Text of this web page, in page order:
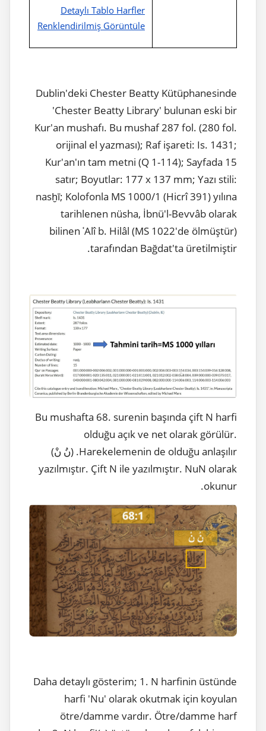
Detaylı Tablo Harfler
Renklendirilmiş Görüntüle
Dublin'deki Chester Beatty Kütüphanesinde
'Chester Beatty Library' bulunan eski bir
Kur'an mushafı. Bu mushaf 287 fol. (280 fol.
orijinal el yazması); Raf işareti: Is. 1431;
Kur'an'ın tam metni (Q 1-114); Sayfada 15
satır; Boyutlar: 177 x 137 mm; Yazı stili:
nasḫī; Kolofonla MS 1000/1 (Hicrî 391) yılına
tarihlenen nüsha, İbnü'l-Bevvâb olarak
bilinen ʿAlî b. Hilâl (MS 1022'de ölmüştür)
tarafından Bağdat'ta üretilmiştir.
Bu mushafta 68. surenin başında çift N harfi
olduğu açık ve net olarak görülür.
Harekelemenin de olduğu anlaşılır. (نُ نْ)
yazılmıştır. Çift N ile yazılmıştır. NuN olarak
okunur.
Daha detaylı gösterim; 1. N harfinin üstünde
harfi 'Nu' olarak okutmak için koyulan
ötre/damme vardır. Ötre/damme harf